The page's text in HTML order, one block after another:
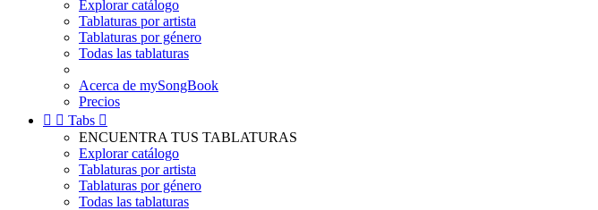
Explorar catálogo
Tablaturas por artista
Tablaturas por género
Todas las tablaturas
Acerca de mySongBook
Precios
  Tabs 
ENCUENTRA TUS TABLATURAS
Explorar catálogo
Tablaturas por artista
Tablaturas por género
Todas las tablaturas